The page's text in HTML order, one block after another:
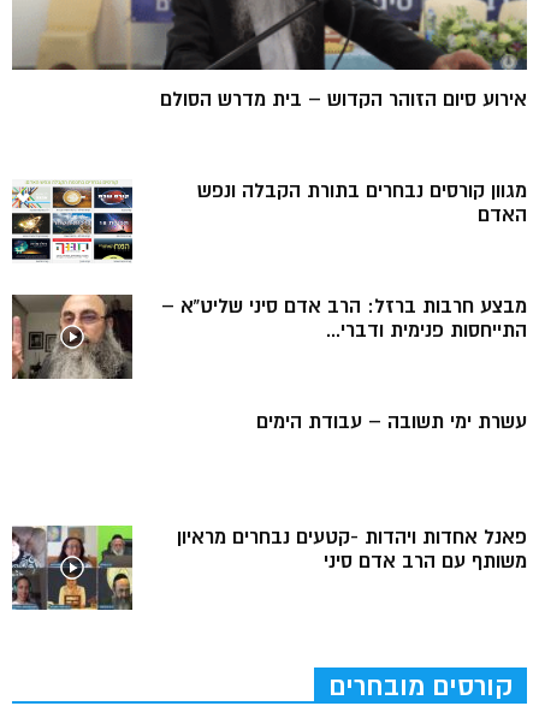
אירוע סיום הזוהר הקדוש – בית מדרש הסולם
מגוון קורסים נבחרים בתורת הקבלה ונפש
האדם
מבצע חרבות ברזל: הרב אדם סיני שליט”א –
התייחסות פנימית ודברי...
עשרת ימי תשובה – עבודת הימים
פאנל אחדות ויהדות -קטעים נבחרים מראיון
משותף עם הרב אדם סיני
קורסים מובחרים